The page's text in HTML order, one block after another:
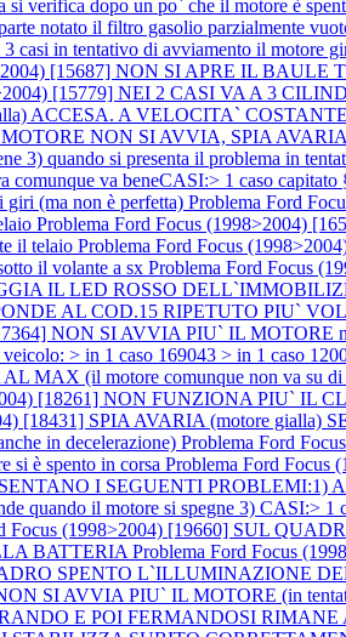
dopo un po` che il motore è
notato il filtro gasolio parzialmente
in tentativo di avviamento il motore
[15687] NON SI APRE IL
[15779] NEI 2 CASI VA A 3
ACCESA. A VELOCITA`
NON SI AVVIA, SPIA
3) quando si presenta il problema in
va beneCASI:> 1 caso capitato
(ma non è perfetta) Problema Ford
Problema Ford Focus (1998>2004)
il telaio Problema Ford Focus
il volante a sx Problema Ford Focus
IL LED ROSSO
AL COD.15 RIPETUTO PIU`
NON SI AVVIA PIU` IL MOTORE
> in 1 caso 169043 > in 1 caso
MAX (il motore comunque non va su
[18261] NON FUNZIONA PIU` IL
[18431] SPIA AVARIA (motore
in decelerazione) Problema Ford
è spento in corsa Problema Ford
I SEGUENTI PROBLEMI:1)
quando il motore si spegne 3) CASI:> 1
Focus (1998>2004) [19660] SUL
BATTERIA Problema Ford Focus
SPENTO L`ILLUMINAZIONE
SI AVVIA PIU` IL MOTORE (in
E POI FERMANDOSI RIMANE